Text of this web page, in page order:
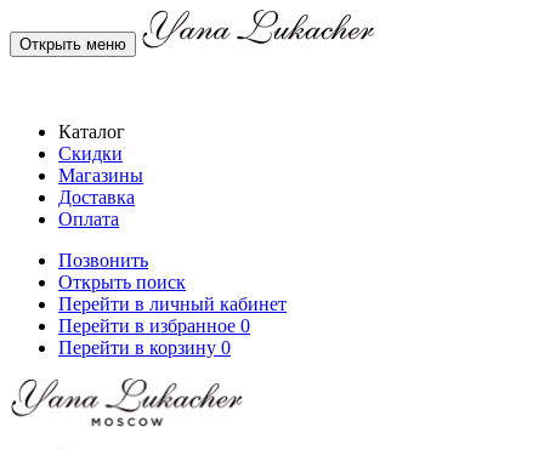
Открыть меню
Каталог
Скидки
Магазины
Доставка
Оплата
Позвонить
Открыть поиск
Перейти в личный кабинет
Перейти в избранное 0
Перейти в корзину 0